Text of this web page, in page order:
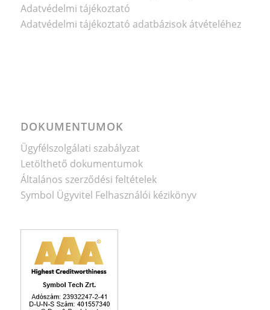
Adatvédelmi tájékoztató
Adatvédelmi tájékoztató adatbázisok átvételéhez
DOKUMENTUMOK
Ügyfélszolgálati szabályzat
Letölthető dokumentumok
Általános szerződési feltételek
Symbol Ügyvitel Felhasználói kézikönyv